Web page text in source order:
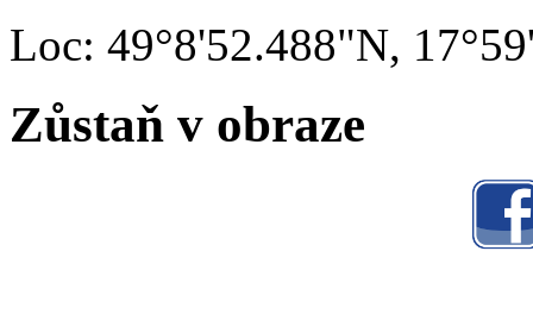
Loc: 49°8'52.488"N,
Zůstaň v obraze